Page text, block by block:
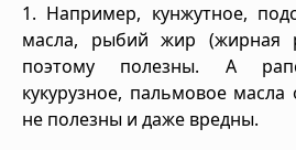
1. Например, кунжутное,
масла, рыбий жир (жирная
поэтому полезны. А
кукурузное, пальмовое
не полезны и даже вредны.